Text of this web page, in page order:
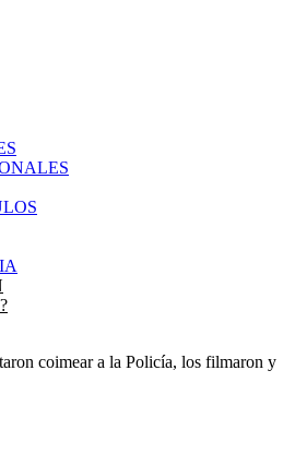
coimear a la Policía, los filmaron y